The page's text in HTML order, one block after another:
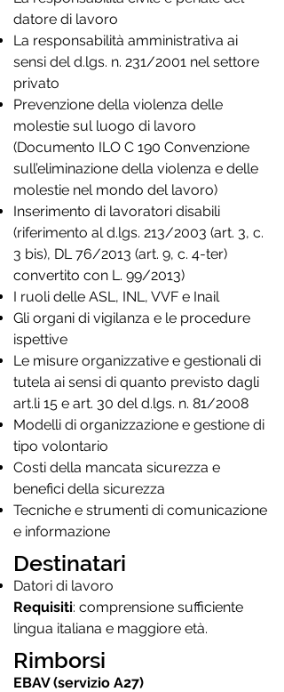
datore di lavoro
La responsabilità amministrativa ai
sensi del d.lgs. n. 231/2001 nel settore
privato
Prevenzione della violenza delle
molestie sul luogo di lavoro
(Documento ILO C 190 Convenzione
sull’eliminazione della violenza e delle
molestie nel mondo del lavoro)
Inserimento di lavoratori disabili
(riferimento al d.lgs. 213/2003 (art. 3, c.
3 bis), DL 76/2013 (art. 9, c. 4-ter)
convertito con L. 99/2013)
I ruoli delle ASL, INL, VVF e Inail
Gli organi di vigilanza e le procedure
ispettive
Le misure organizzative e gestionali di
tutela ai sensi di quanto previsto dagli
art.li 15 e art. 30 del d.lgs. n. 81/2008
Modelli di organizzazione e gestione di
tipo volontario
Costi della mancata sicurezza e
benefici della sicurezza
Tecniche e strumenti di comunicazione
e informazione
Destinatari
Datori di lavoro
Requisiti: comprensione sufficiente
lingua italiana e maggiore età.
Rimborsi
EBAV (servizio A27)